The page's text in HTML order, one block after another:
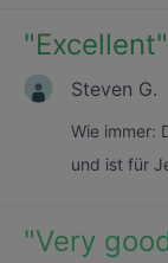
"Excellent"
Steven G.
Wie immer:
und ist für
"Very